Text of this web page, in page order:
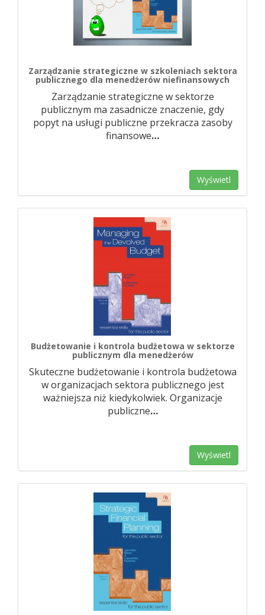
Zarządzanie strategiczne w szkoleniach sektora
publicznego dla menedżerów niefinansowych
Zarządzanie strategiczne w sektorze
publicznym ma zasadnicze znaczenie, gdy
popyt na usługi publiczne przekracza zasoby
finansowe…
Wyświetl
Budżetowanie i kontrola budżetowa w sektorze
publicznym dla menedżerów
Skuteczne budżetowanie i kontrola budżetowa
w organizacjach sektora publicznego jest
ważniejsza niż kiedykolwiek. Organizacje
publiczne…
Wyświetl